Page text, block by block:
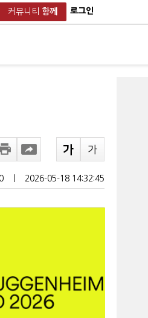
커뮤니티 함께 로그인
2026-05-18 14:32:45